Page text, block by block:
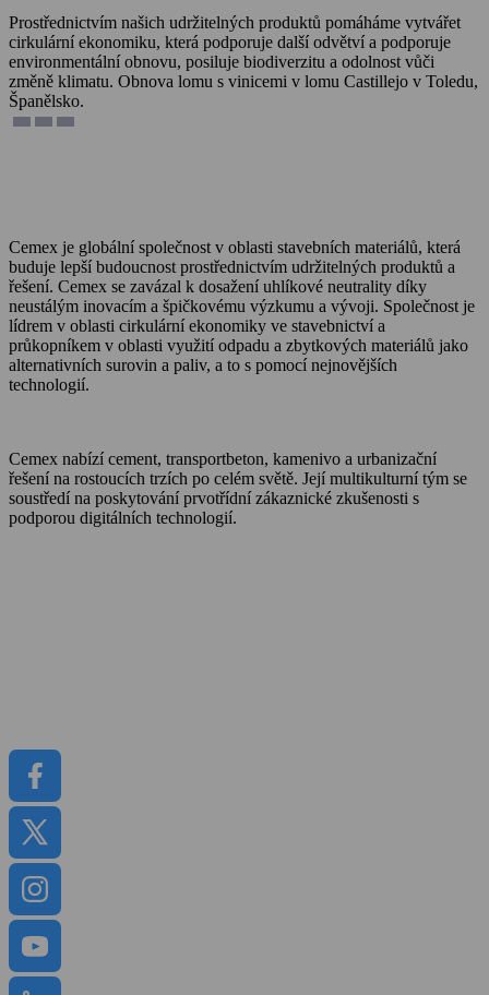
Prostřednictvím našich udržitelných produktů pomáháme vytvářet
cirkulární ekonomiku, která podporuje další odvětví a podporuje
environmentální obnovu, posiluje biodiverzitu a odolnost vůči
změně klimatu. Obnova lomu s vinicemi v lomu Castillejo v Toledu,
Španělsko.
Cemex je globální společnost v oblasti stavebních materiálů, která
buduje lepší budoucnost prostřednictvím udržitelných produktů a
řešení. Cemex se zavázal k dosažení uhlíkové neutrality díky
neustálým inovacím a špičkovému výzkumu a vývoji. Společnost je
lídrem v oblasti cirkulární ekonomiky ve stavebnictví a
průkopníkem v oblasti využití odpadu a zbytkových materiálů jako
alternativních surovin a paliv, a to s pomocí nejnovějších
technologií.
Cemex nabízí cement, transportbeton, kamenivo a urbanizační
řešení na rostoucích trzích po celém světě. Její multikulturní tým se
soustředí na poskytování prvotřídní zákaznické zkušenosti s
podporou digitálních technologií.